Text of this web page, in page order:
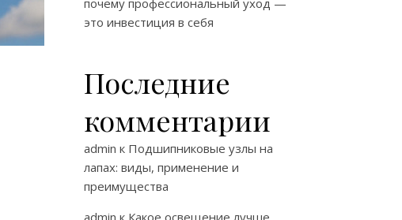
почему профессиональный уход —
это инвестиция в себя
Последние
комментарии
admin к Подшипниковые узлы на
лапах: виды, применение и
преимущества
admin к Какое освещение лучше